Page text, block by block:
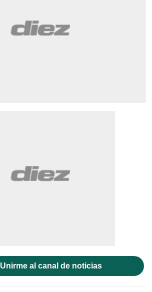
Unirme al canal de noticias